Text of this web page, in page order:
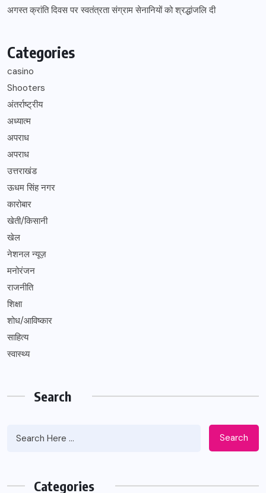
अगस्त क्रांति दिवस पर स्वतंत्रता संग्राम सेनानियों को श्रद्धांजलि दी
Categories
casino
Shooters
अंतर्राष्ट्रीय
अध्यात्म
अपराध
अपराध
उत्तराखंड
ऊधम सिंह नगर
कारोबार
खेती/किसानी
खेल
नेशनल न्यूज़
मनोरंजन
राजनीति
शिक्षा
शोध/आविष्कार
साहित्य
स्वास्थ्य
Search
Search
Categories